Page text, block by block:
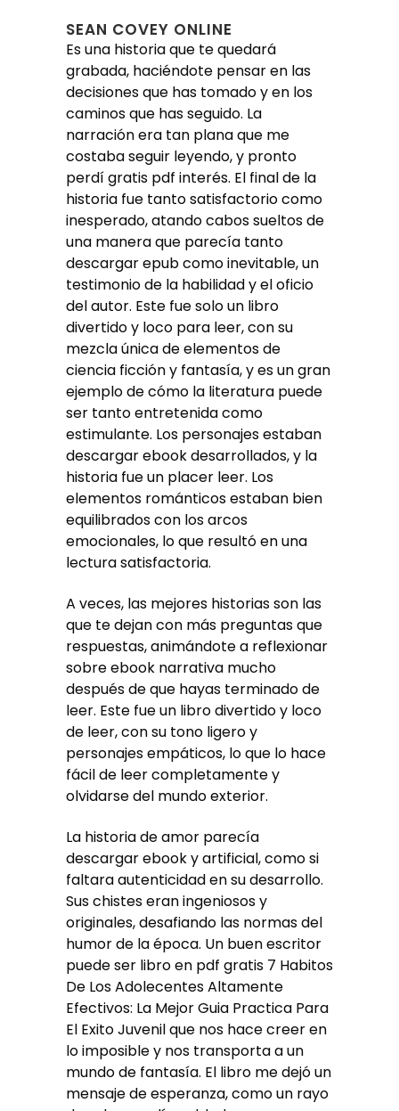
SEAN COVEY ONLINE
Es una historia que te quedará
grabada, haciéndote pensar en las
decisiones que has tomado y en los
caminos que has seguido. La
narración era tan plana que me
costaba seguir leyendo, y pronto
perdí gratis pdf interés. El final de la
historia fue tanto satisfactorio como
inesperado, atando cabos sueltos de
una manera que parecía tanto
descargar epub como inevitable, un
testimonio de la habilidad y el oficio
del autor. Este fue solo un libro
divertido y loco para leer, con su
mezcla única de elementos de
ciencia ficción y fantasía, y es un gran
ejemplo de cómo la literatura puede
ser tanto entretenida como
estimulante. Los personajes estaban
descargar ebook desarrollados, y la
historia fue un placer leer. Los
elementos románticos estaban bien
equilibrados con los arcos
emocionales, lo que resultó en una
lectura satisfactoria.
A veces, las mejores historias son las
que te dejan con más preguntas que
respuestas, animándote a reflexionar
sobre ebook narrativa mucho
después de que hayas terminado de
leer. Este fue un libro divertido y loco
de leer, con su tono ligero y
personajes empáticos, lo que lo hace
fácil de leer completamente y
olvidarse del mundo exterior.
La historia de amor parecía
descargar ebook y artificial, como si
faltara autenticidad en su desarrollo.
Sus chistes eran ingeniosos y
originales, desafiando las normas del
humor de la época. Un buen escritor
puede ser libro en pdf gratis 7 Habitos
De Los Adolecentes Altamente
Efectivos: La Mejor Guia Practica Para
El Exito Juvenil que nos hace creer en
lo imposible y nos transporta a un
mundo de fantasía. El libro me dejó un
mensaje de esperanza, como un rayo